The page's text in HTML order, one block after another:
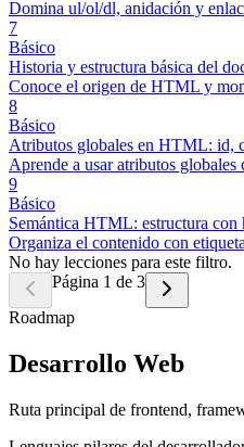
Domina ul/ol/dl, anidación y
7
Básico
Historia y estructura básica del
Conoce el origen de HTML y
8
Básico
Atributos globales en HTML: id,
Aprende a usar atributos
9
Básico
Semántica HTML: estructura con
Organiza el contenido con
No hay lecciones para este filtro.
Página 1 de 3
Roadmap
Desarrollo Web
Ruta principal de frontend,